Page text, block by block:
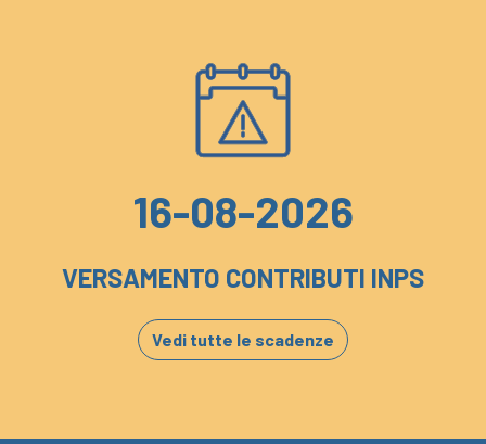
16-08-2026
VERSAMENTO CONTRIBUTI INPS
Vedi tutte le scadenze